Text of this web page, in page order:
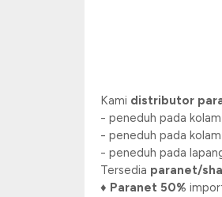
Kami distributor
- peneduh pada kolam
- peneduh pada
- peneduh pada
Tersedia paranet/
♦ Paranet 50%